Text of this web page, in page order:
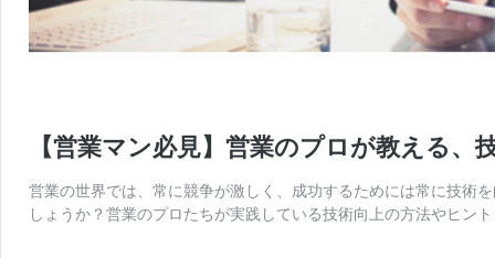
【営業マン必見】営業のプロが教える、
営業の世界では、常に競争が激しく、成功するためには常に技術
しょうか？営業のプロたちが実践している技術向上の方法やヒン